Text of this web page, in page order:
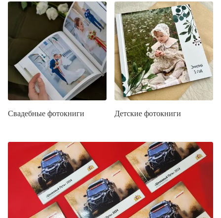
Свадебные фотокниги Детские фотокниги